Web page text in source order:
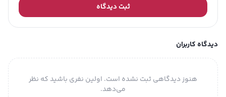
ثبت دیدگاه
دیدگاه کاربران
هنوز دیدگاهی ثبت نشده است. اولین نفری باشید که نظر
می‌دهد.